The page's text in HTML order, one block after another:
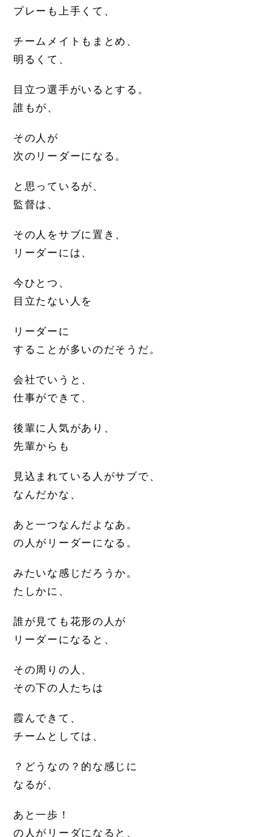
プレーも上手くて、
チームメイトもまとめ、
明るくて、
目立つ選手がいるとする。
誰もが、
その人が
次のリーダーになる。
と思っているが、
監督は、
その人をサブに置き、
リーダーには、
今ひとつ、
目立たない人を
リーダーに
することが多いのだそうだ。
会社でいうと、
仕事ができて、
後輩に人気があり、
先輩からも
見込まれている人がサブで、
なんだかな、
あと一つなんだよなあ。
の人がリーダーになる。
みたいな感じだろうか。
たしかに、
誰が見ても花形の人が
リーダーになると、
その周りの人、
その下の人たちは
霞んできて、
チームとしては、
？どうなの？的な感じに
なるが、
あと一歩！
の人がリーダになると、